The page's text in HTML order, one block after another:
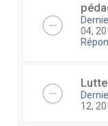
04,
12,